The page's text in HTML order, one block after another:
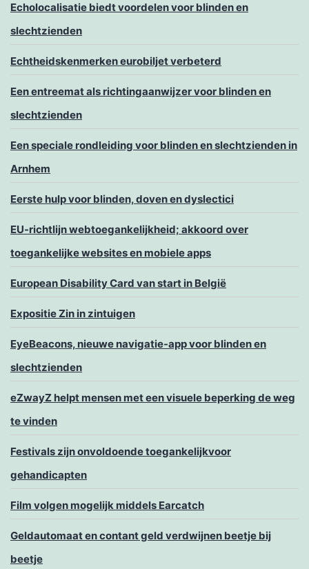
Echolocalisatie biedt voordelen voor blinden en
slechtzienden
Echtheidskenmerken eurobiljet verbeterd
Een entreemat als richtingaanwijzer voor blinden en
slechtzienden
Een speciale rondleiding voor blinden en slechtzienden in
Arnhem
Eerste hulp voor blinden, doven en dyslectici
EU-richtlijn webtoegankelijkheid; akkoord over
toegankelijke websites en mobiele apps
European Disability Card van start in België
Expositie Zin in zintuigen
EyeBeacons, nieuwe navigatie-app voor blinden en
slechtzienden
eZwayZ helpt mensen met een visuele beperking de weg
te vinden
Festivals zijn onvoldoende toegankelijkvoor
gehandicapten
Film volgen mogelijk middels Earcatch
Geldautomaat en contant geld verdwijnen beetje bij
beetje